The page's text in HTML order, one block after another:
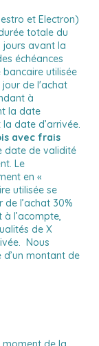
et Electron)
totale du
jours avant la
échéances
utilisée
jour de l'achat
à
la date
date d’arrivée.
avec frais
date de validité
Le
en «
utilisée se
de l’achat 30%
l’acompte,
de X
Nous
montant de